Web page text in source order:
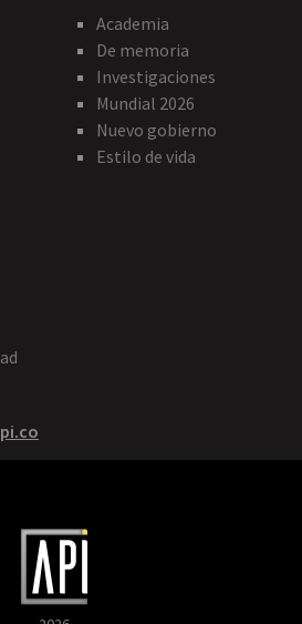
Academia
De memoria
Investigaciones
Mundial 2026
Nuevo gobierno
Estilo de vida